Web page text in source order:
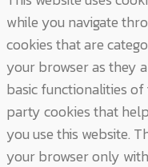
while you navigate
cookies that are
your browser as they
basic functionalities
party cookies that
you use this website.
your browser only